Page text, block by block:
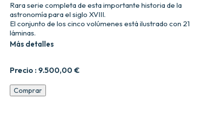
Precio : 9.500,00 €
Rara serie completa de esta importante historia de la
astronomía para el siglo XVIII.
El conjunto de los cinco volúmenes está ilustrado con 21
láminas.
Más detalles
Histoire
de
Comprar